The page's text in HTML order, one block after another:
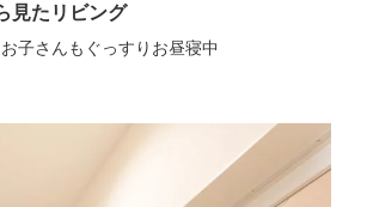
見たリビング
子さんもぐっすりお昼寝中